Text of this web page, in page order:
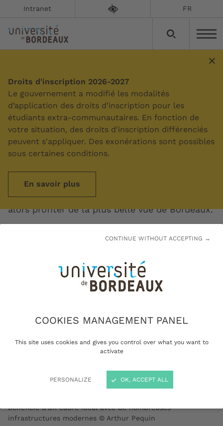
COOKIES MANAGEMENT PANEL
This site uses cookies and gives you control over what you want to
activate
PERSONALIZE
CONTINUE WITHOUT ACCEPTING →
OK, ACCEPT ALL
Intranet FR
Droits d'inscription 2026-2027
Le gouvernement a modifié les modalités
d’application des droits d’inscription pour les
étudiants extra-communautaires. En fonction de
votre situation, des droits d'inscription différenciés
peuvent s'appliquer. Des exonérations sont possibles
sous certaines conditions.
En savoir plus
Sommaire
Campus Bastide
Au cœur du quartier Bastide ce campus abrite
(PUSG). Il vous faudra traverser la Garonne par
le pont de Pierre pour y accéder, vous pourrez
alors profiter de la plus belle vue de Bordeaux.
bénéficie d'un cadre idéal avec de nombreuses
infrastructures modernes © Arthur Pequin